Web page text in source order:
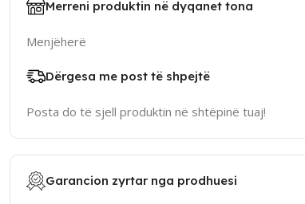
Merreni produktin në dyqanet tona
Menjëherë
Dërgesa me post të shpejtë
Posta do të sjell produktin në shtëpinë tuaj!
Garancion zyrtar nga prodhuesi